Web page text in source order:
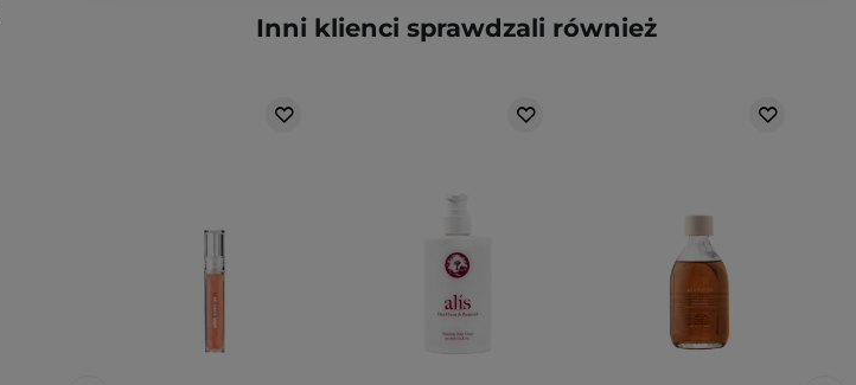
Inni klienci sprawdzali również